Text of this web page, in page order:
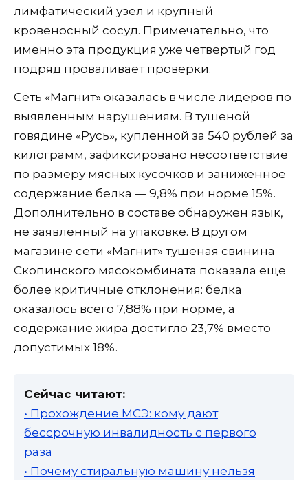
лимфатический узел и крупный
кровеносный сосуд. Примечательно, что
именно эта продукция уже четвертый год
подряд проваливает проверки.
Сеть «Магнит» оказалась в числе лидеров по
выявленным нарушениям. В тушеной
говядине «Русь», купленной за 540 рублей за
килограмм, зафиксировано несоответствие
по размеру мясных кусочков и заниженное
содержание белка — 9,8% при норме 15%.
Дополнительно в составе обнаружен язык,
не заявленный на упаковке. В другом
магазине сети «Магнит» тушеная свинина
Скопинского мясокомбината показала еще
более критичные отклонения: белка
оказалось всего 7,88% при норме, а
содержание жира достигло 23,7% вместо
допустимых 18%.
Сейчас читают:
• Прохождение МСЭ: кому дают
бессрочную инвалидность с первого
раза
• Почему стиральную машину нельзя